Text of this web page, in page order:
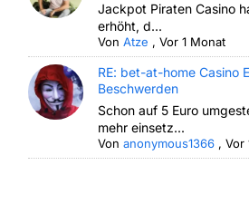
Jackpot Piraten Casino
erhöht, d...
VonAtze ,Vor 1 Monat
RE: bet-at-home Casino
Beschwerden
Schon auf 5 Euro
mehr einsetz...
Vonanonymous1366 ,Vor